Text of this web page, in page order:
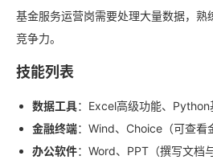
基金服务运营岗需要处理大量数据，熟
竞争力。
技能列表
数据工具：Excel高级功能、Python
金融终端：Wind、Choice（可查看
办公软件：Word、PPT（撰写文档